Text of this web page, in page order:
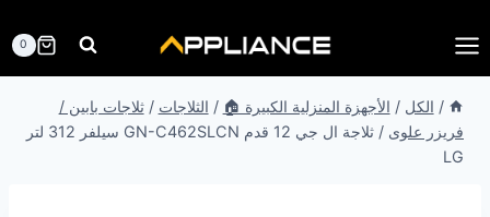
إلى
المحتوى
0
/ الكل / الأجهزة المنزلية الكبيرة 🏠 / الثلاجات / ثلاجات بابين /
فريزر علوى /
ثلاجة ال جي 12 قدم GN-C462SLCN سيلفر 312 لتر
LG